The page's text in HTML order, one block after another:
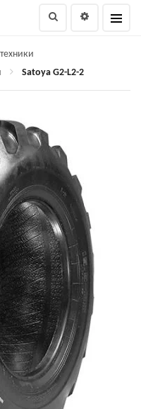
Satoya G2-L2-2